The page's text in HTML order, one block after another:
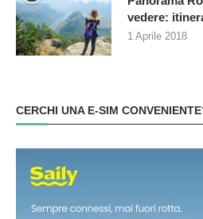
vedere:
1 Aprile 2018
CERCHI UNA E-SIM